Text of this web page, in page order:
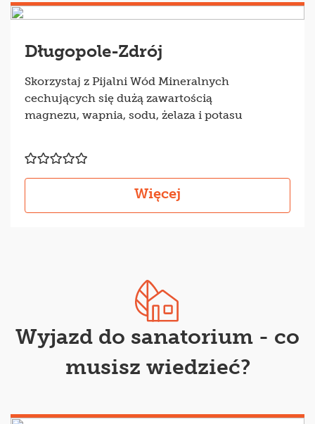
Długopole-Zdrój
Skorzystaj z Pijalni Wód Mineralnych
cechujących się dużą zawartością
magnezu, wapnia, sodu, żelaza i potasu
Więcej
Wyjazd do sanatorium - co
musisz wiedzieć?